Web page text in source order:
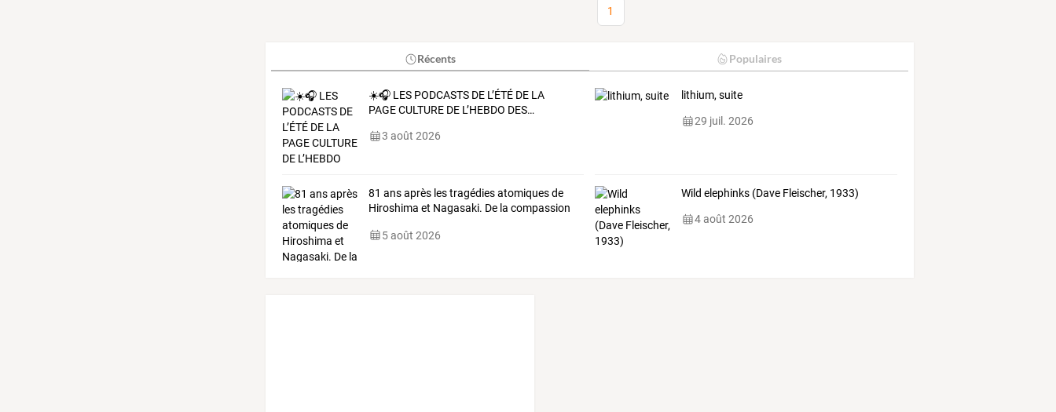
1
Récents Populaires
☀️🎧LESPODCASTSDEL’ÉTÉDELA
PAGECULTUREDEL’HEBDO DES…
3 août 2026
lithium, suite
29 juil. 2026
81 ansaprèslestragédiesatomiquesde
Hiroshima et Nagasaki. Dela compassion
5 août 2026
Wild elephinks (Dave Fleischer, 1933)
4 août 2026